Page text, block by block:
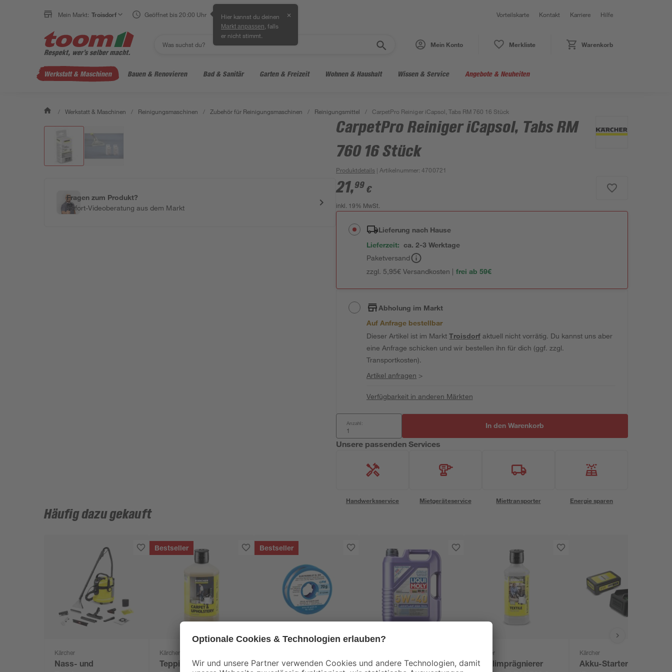
Mein Markt: Troisdorf Geöffnet bis 20:00 Uhr Hier kannst du deinen
Markt anpassen , falls
er nicht stimmt.
✕ Vorteilskarte Kontakt Karriere Hilfe
Mein Konto Merkliste Warenkorb
Werkstatt & Maschinen Bauen & Renovieren Bad & Sanitär Garten & Freizeit Wohnen & Haushalt Wissen & Service Angebote & Neuheiten
/ Werkstatt & Maschinen / Reinigungsmaschinen / Zubehör für Reinigungsmaschinen / Reinigungsmittel / CarpetPro Reiniger iCapsol, Tabs RM 760 16 Stück
Fragen zum Produkt?
Sofort-Videoberatung aus dem Markt
CarpetPro Reiniger iCapsol, Tabs RM
760 16 Stück
Produktdetails | Artikelnummer:4700721
21,99 €
inkl. 19% MwSt.
Lieferung nach Hause
Lieferzeit: ca. 2-3 Werktage
Paketversand
zzgl. 5,95€ Versandkosten | frei ab 59€
Abholung im Markt
Auf Anfrage bestellbar
Dieser Artikel ist im MarktTroisdorfaktuell nicht vorrätig. Du kannst uns aber
eine Anfrage schicken und wir bestellen ihn für dich (ggf. zzgl.
Transportkosten).
Artikel anfragen >
Verfügbarkeit in anderen Märkten
Anzahl: In den Warenkorb
Unsere passenden Services
Handwerksservice Mietgeräteservice Miettransporter Energie sparen
Häufig dazu gekauft
Kärcher
Nass- und
Bestseller
Kärcher
Teppichreiniger 'RM
Bestseller
Elektoniklot bleifrei
Leichtlauf-Motoröl
Kärcher
Textilimprägnierer
Kärcher
Akku-Starter-Set